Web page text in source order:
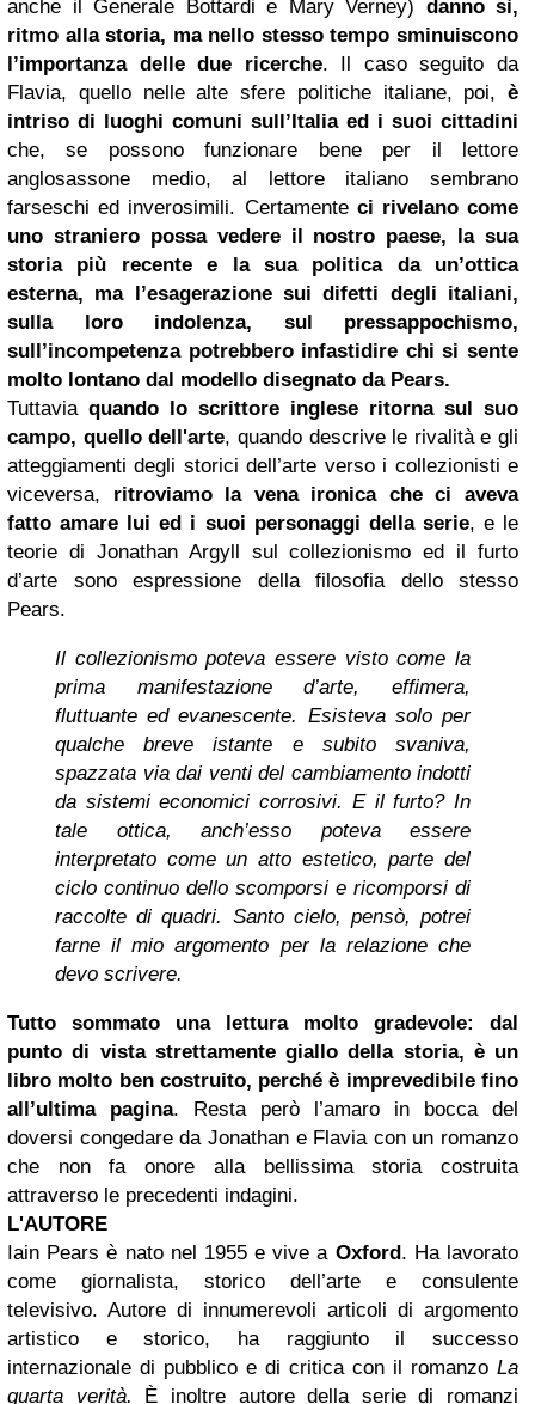
anche il Generale Bottardi e Mary Verney) danno sì,
ritmo alla storia, ma nello stesso tempo sminuiscono
l’importanza delle due ricerche. Il caso seguito da
Flavia, quello nelle alte sfere politiche italiane, poi, è
intriso di luoghi comuni sull’Italia ed i suoi cittadini
che, se possono funzionare bene per il lettore
anglosassone medio, al lettore italiano sembrano
farseschi ed inverosimili. Certamente ci rivelano come
uno straniero possa vedere il nostro paese, la sua
storia più recente e la sua politica da un’ottica
esterna, ma l’esagerazione sui difetti degli italiani,
sulla loro indolenza, sul pressappochismo,
sull’incompetenza potrebbero infastidire chi si sente
molto lontano dal modello disegnato da Pears.
Tuttavia quando lo scrittore inglese ritorna sul suo
campo, quello dell'arte, quando descrive le rivalità e gli
atteggiamenti degli storici dell’arte verso i collezionisti e
viceversa, ritroviamo la vena ironica che ci aveva
fatto amare lui ed i suoi personaggi della serie, e le
teorie di Jonathan Argyll sul collezionismo ed il furto
d’arte sono espressione della filosofia dello stesso
Pears.
Il collezionismo poteva essere visto come la
prima manifestazione d’arte, effimera,
fluttuante ed evanescente. Esisteva solo per
qualche breve istante e subito svaniva,
spazzata via dai venti del cambiamento indotti
da sistemi economici corrosivi. E il furto? In
tale ottica, anch’esso poteva essere
interpretato come un atto estetico, parte del
ciclo continuo dello scomporsi e ricomporsi di
raccolte di quadri. Santo cielo, pensò, potrei
farne il mio argomento per la relazione che
devo scrivere.
Tutto sommato una lettura molto gradevole: dal
punto di vista strettamente giallo della storia, è un
libro molto ben costruito, perché è imprevedibile fino
all’ultima pagina. Resta però l’amaro in bocca del
doversi congedare da Jonathan e Flavia con un romanzo
che non fa onore alla bellissima storia costruita
attraverso le precedenti indagini.
L'AUTORE
Iain Pears è nato nel 1955 e vive a Oxford. Ha lavorato
come giornalista, storico dell’arte e consulente
televisivo. Autore di innumerevoli articoli di argomento
artistico e storico, ha raggiunto il successo
internazionale di pubblico e di critica con il romanzo La
quarta verità. È inoltre autore della serie di romanzi